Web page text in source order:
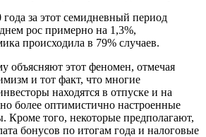
года за этот семидневный период
рос примерно на 1,3%,
происходила в 79% случаев.
объясняют этот феномен, отмечая
и тот факт, что многие
находятся в отпуске и на
более оптимистично настроенные
Кроме того, некоторые предполагают,
бонусов по итогам года и налоговые